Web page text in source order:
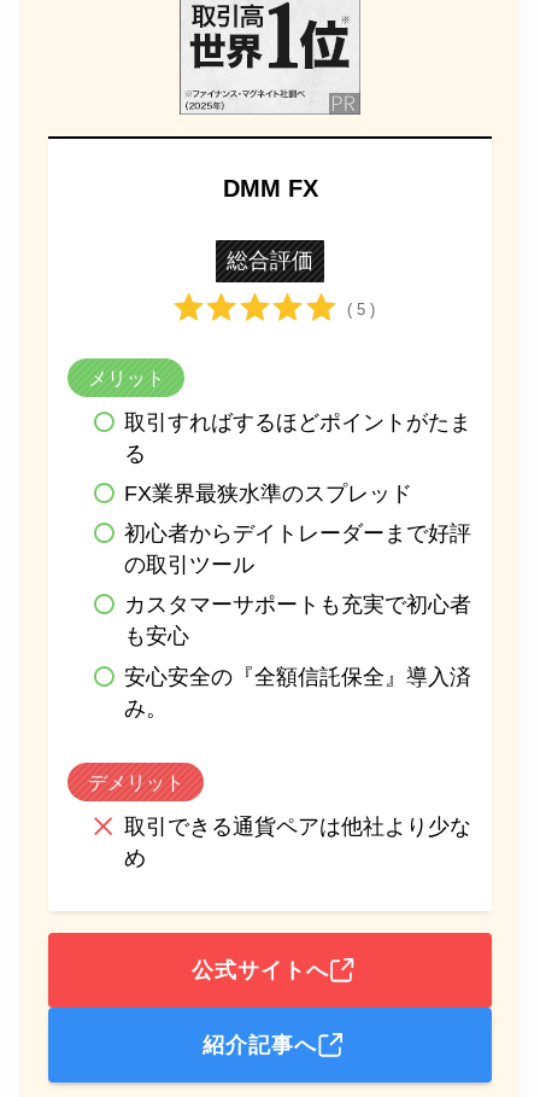
DMM FX
総合評価
( 5 )
メリット
取引すればするほどポイントがたま
る
FX業界最狭水準のスプレッド
初心者からデイトレーダーまで好評
の取引ツール
カスタマーサポートも充実で初心者
も安心
安心安全の『全額信託保全』導入済
み。
デメリット
取引できる通貨ペアは他社より少な
め
公式サイトへ
紹介記事へ